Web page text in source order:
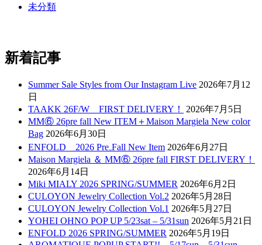
未分類
新着記事
Summer Sale Styles from Our Instagram Live 2026年7月12
日
TAAKK 26F/W FIRST DELIVERY！
2026年7月5日
MM⑥ 26pre fall New ITEM＋Maison Margiela New color
Bag 2026年6月30日
ENFOLD 2026 Pre₋Fall New Item 2026年6月27日
Maison Margiela ＆ MM⑥ 26pre fall FIRST DELIVERY！
2026年6月14日
Miki MIALY 2026 SPRING/SUMMER 2026年6月2日
CULOYON Jewelry Collection Vol.2 2026年5月28日
CULOYON Jewelry Collection Vol.1 2026年5月27日
YOHEI OHNO POP UP 5/23sat – 5/31sun 2026年5月21日
ENFOLD 2026 SPRING/SUMMER 2026年5月19日